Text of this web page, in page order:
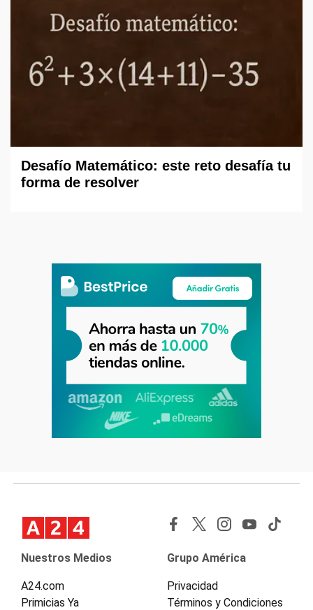
Desafío Matemático: este reto desafía tu
forma de resolver
Nuestros Medios
A24.com
Primicias Ya
Grupo América
Privacidad
Términos y Condiciones